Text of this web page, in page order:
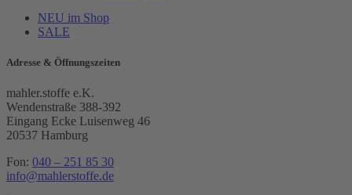
NEU im Shop
SALE
Adresse & Öffnungszeiten
mahler.stoffe e.K.
Wendenstraße 388-392
Eingang Ecke Luisenweg 46
20537 Hamburg
Fon: 040 – 251 85 30
info@mahlerstoffe.de